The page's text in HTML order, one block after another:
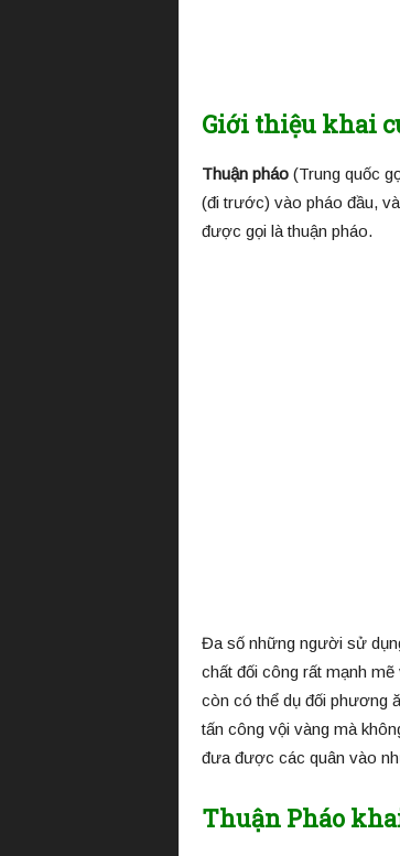
Giới thiệu khai
Thuận pháo(Trung quốc
(đi trước) vào pháo đầu,
được gọi là thuận pháo.
Đa số những người sử
chất đối công rất mạnh
còn có thể dụ đối phương
tấn công vội vàng mà
đưa được các quân vào
Thuận Pháo